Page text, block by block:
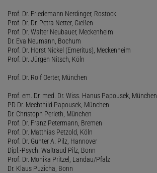
Prof. Dr. Friedemann Nerdinger, Rostock
Prof. Dr. Dr. Petra Netter, Gießen
Prof. Dr. Walter Neubauer, Meckenheim
Dr. Eva Neumann, Bochum
Prof. Dr. Horst Nickel (Emeritus), Meckenheim
Prof. Dr. Jürgen Nitsch, Köln
Prof. Dr. Rolf Oerter, München
Prof. em. Dr. med. Dr. Wiss. Hanus Papousek, München
PD Dr. Mechthild Papousek, München
Dr. Christoph Perleth, München
Prof. Dr. Franz Petermann, Bremen
Prof. Dr. Matthias Petzold, Köln
Prof. Dr. Gunter A. Pilz, Hannover
Dipl.-Psych. Waltraud Pilz, Bonn
Prof. Dr. Monika Pritzel, Landau/Pfalz
Dr. Klaus Puzicha, Bonn